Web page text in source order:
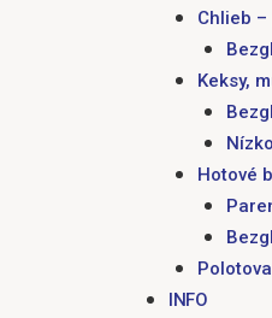
Chlieb –
Keksy,
Hotové
INFO